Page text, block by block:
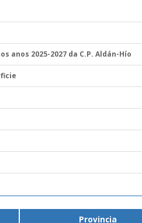
anos 2025-2027 da C.P. Aldán-Hío
Provincia